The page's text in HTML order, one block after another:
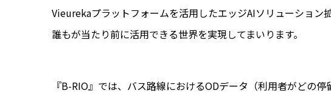
Vieurekaプラットフォームを活用したエッジAIソリューション
誰もが当たり前に活用できる世界を実現してまいります。
『B-RIO』では、バス路線におけるODデータ（利用者がどの